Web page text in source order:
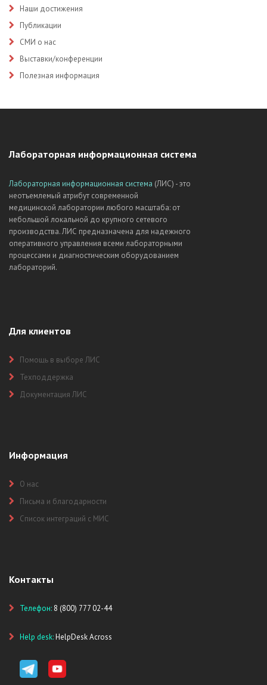
Наши достижения
Публикации
СМИ о нас
Выставки/конференции
Полезная информация
Лабораторная информационная система
Лабораторная информационная система (ЛИС) - это
неотъемлемый атрибут современной
медицинской лаборатории любого масштаба: от
небольшой локальной до крупного сетевого
производства. ЛИС предназначена для надежного
оперативного управления всеми лабораторными
процессами и диагностическим оборудованием
лабораторий.
Для клиентов
Помощь в выборе ЛИС
Техподдержка
Документация ЛИС
Информация
О нас
Письма и благодарности
Список интеграций с МИС
Контакты
Телефон: 8 (800) 777 02-44
Help desk:HelpDesk Across